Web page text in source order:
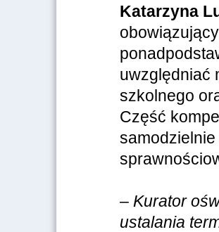
Katarzyna
uwzględniać
szkolnego
Część
– Kurator
ustalania